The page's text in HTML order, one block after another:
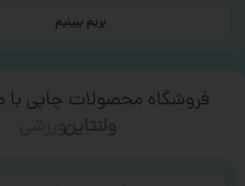
بریم ببینیم
فروشگاه محصولات چاپی با
ورزشی